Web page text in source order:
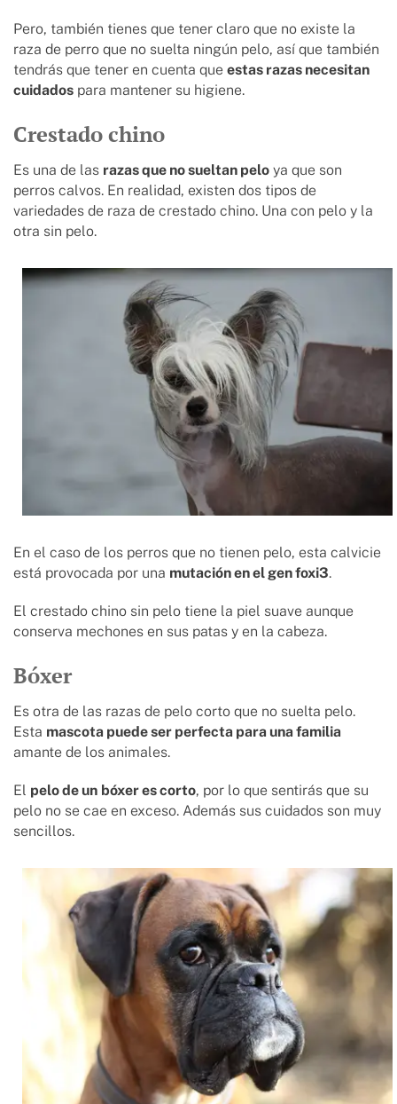
Pero, también tienes que tener claro que no existe la
raza de perro que no suelta ningún pelo, así que también
tendrás que tener en cuenta que estas razas necesitan
cuidados para mantener su higiene.
Crestado chino
Es una de las razas que no sueltan pelo ya que son
perros calvos. En realidad, existen dos tipos de
variedades de raza de crestado chino. Una con pelo y la
otra sin pelo.
En el caso de los perros que no tienen pelo, esta calvicie
está provocada por una mutación en el gen foxi3.
El crestado chino sin pelo tiene la piel suave aunque
conserva mechones en sus patas y en la cabeza.
Bóxer
Es otra de las razas de pelo corto que no suelta pelo.
Esta mascota puede ser perfecta para una familia
amante de los animales.
El pelo de un bóxer es corto, por lo que sentirás que su
pelo no se cae en exceso. Además sus cuidados son muy
sencillos.